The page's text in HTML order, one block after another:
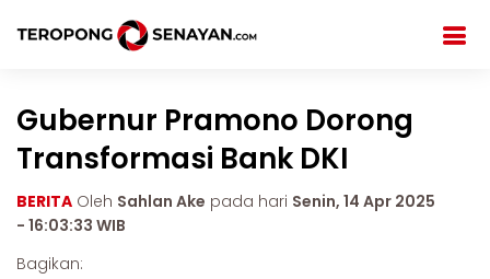
Gubernur Pramono Dorong
Transformasi Bank DKI
BERITA Oleh Sahlan Ake pada hari Senin, 14 Apr 2025
- 16:03:33 WIB
Bagikan: